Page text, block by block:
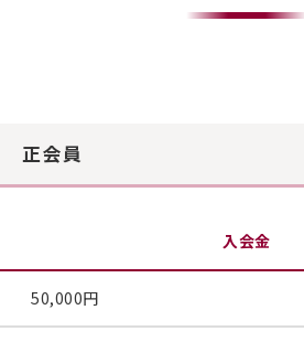
正会員
入会金
50,000円